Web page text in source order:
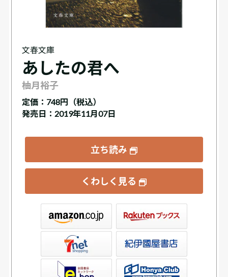
文春文庫
あしたの君へ
柚月裕子
定価： 748円（税込）
発売日：2019年11月07日
立ち読み
くわしく見る
書店ウェブストア